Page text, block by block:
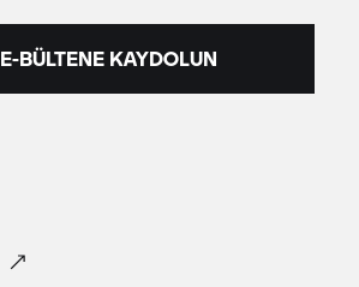
E-BÜLTENE KAYDOLUN